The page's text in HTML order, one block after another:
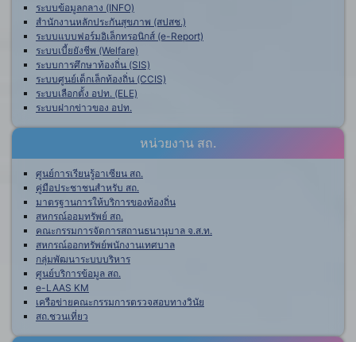
ระบบข้อมูลกลาง (INFO)
สำนักงานหลักประกันสุขภาพ (สปสช.)
ระบบแบบฟอร์มอิเล็กทรอนิกส์ (e-Report)
ระบบเบี้ยยังชีพ (Welfare)
ระบบการศึกษาท้องถิ่น (SIS)
ระบบศูนย์เด็กเล็กท้องถิ่น (CCIS)
ระบบเลือกตั้ง อปท. (ELE)
ระบบฝากข่าวของ อปท.
หน่วยงาน สถ.
ศูนย์การเรียนรู้อาเซียน สถ.
คู่มือประชาชนสำหรับ สถ.
มาตรฐานการให้บริการของท้องถิ่น
สหกรณ์ออมทรัพย์ สถ.
คณะกรรมการจัดการสถานธนานุบาล จ.ส.ท.
สหกรณ์ออกทรัพย์พนักงานเทศบาล
กลุ่มพัฒนาระบบบริหาร
ศูนย์บริการข้อมูล สถ.
e-LAAS KM
เครือข่ายคณะกรรมการตรวจสอบทางวินัย
สถ.ชวนเที่ยว